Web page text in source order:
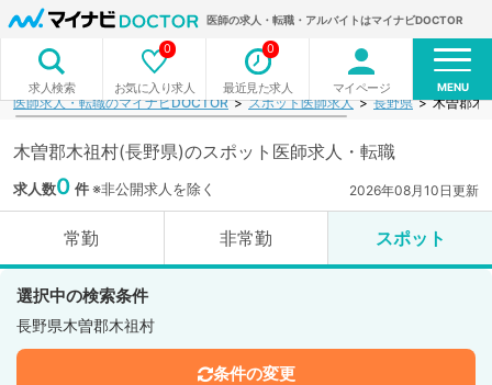
医師の求人・転職・アルバイトはマイナビDOCTOR
求人検索 お気に入り求人
0
最近見た求人
0
マイページ MENU
医師求人・転職のマイナビDOCTOR スポット医師求人 長野県 木曽郡木
木曽郡木祖村(長野県)のスポット医師求人・転職
求人数0 件※非公開求人を除く 2026年08月10日更新
常勤 非常勤 スポット
選択中の検索条件
長野県木曽郡木祖村
条件の変更